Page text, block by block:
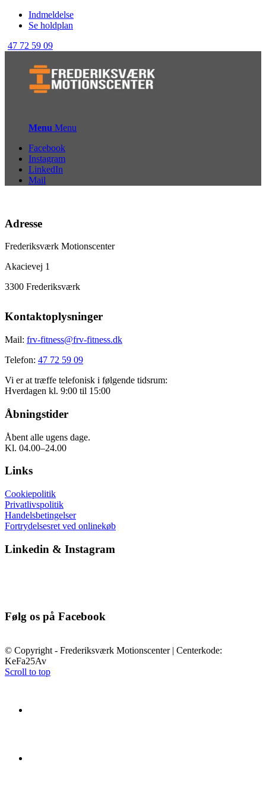
Indmeldelse
Se holdplan
47 72 59 09
Menu Menu
Facebook
Instagram
LinkedIn
Mail
Adresse
Frederiksværk Motionscenter
Akacievej 1
3300 Frederiksværk
Kontaktoplysninger
Mail: frv-fitness@frv-fitness.dk
Telefon: 47 72 59 09
Vi er at træffe telefonisk i følgende tidsrum:
Hverdagen kl. 9:00 til 15:00
Åbningstider
Åbent alle ugens dage.
Kl. 04.00–24.00
Links
Cookiepolitik
Privatlivspolitik
Handelsbetingelser
Fortrydelsesret ved onlinekøb
Linkedin & Instagram
Følg os på Facebook
© Copyright - Frederiksværk Motionscenter | Centerkode:
KeFa25Av
Scroll to top